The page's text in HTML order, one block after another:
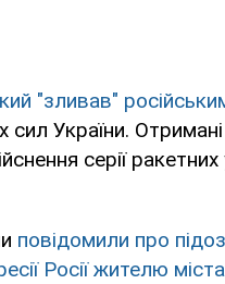
"зливав"
сил України.
серії ракетних
повідомили про
Росії жителю